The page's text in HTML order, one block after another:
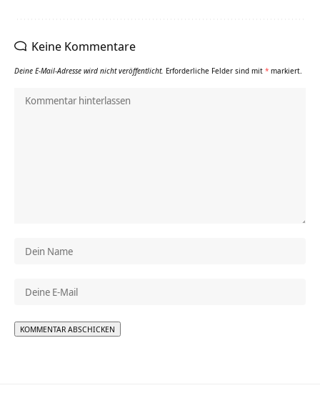
Keine Kommentare
Deine E-Mail-Adresse wird nicht veröffentlicht. Erforderliche Felder sind mit * markiert.